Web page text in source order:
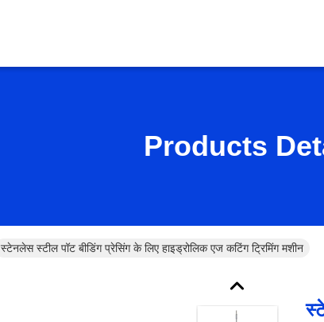
Products
स्टेनलेस स्टील पॉट बीडिंग प्रेसिंग के लिए हाइड्रोलिक एज कटिंग ट्रिमिंग मशीन